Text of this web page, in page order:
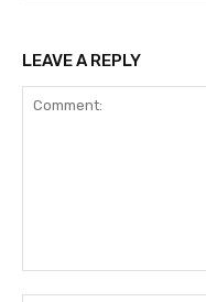
LEAVE A REPLY